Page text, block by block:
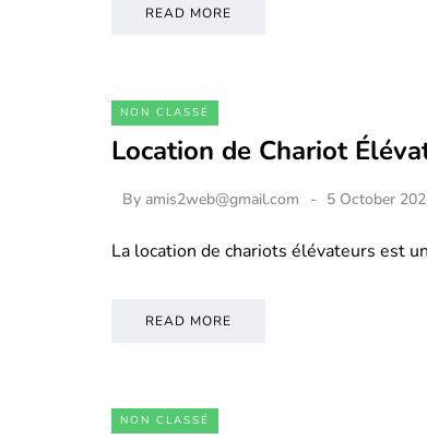
READ MORE
NON CLASSÉ
Location de Chariot
By amis2web@gmail.com 5 October
La location de chariots élévateurs est
READ MORE
NON CLASSÉ